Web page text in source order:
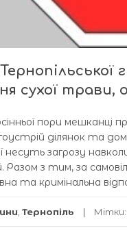
сухої трави,
пори
ділянок та
несуть загрозу
Разом з тим, за
та кримінальна
Тернопіль Мітки: